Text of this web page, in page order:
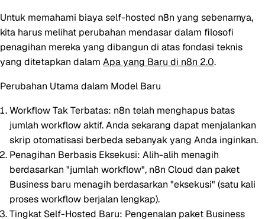
Untuk memahami biaya self-hosted n8n yang sebenarnya,
kita harus melihat perubahan mendasar dalam filosofi
penagihan mereka yang dibangun di atas fondasi teknis
yang ditetapkan dalam Apa yang Baru di n8n 2.0.
Perubahan Utama dalam Model Baru
Workflow Tak Terbatas: n8n telah menghapus batas
jumlah workflow aktif. Anda sekarang dapat menjalankan
skrip otomatisasi berbeda sebanyak yang Anda inginkan.
Penagihan Berbasis Eksekusi: Alih-alih menagih
berdasarkan "jumlah workflow", n8n Cloud dan paket
Business baru menagih berdasarkan "eksekusi" (satu kali
proses workflow berjalan lengkap).
Tingkat Self-Hosted Baru: Pengenalan paket Business